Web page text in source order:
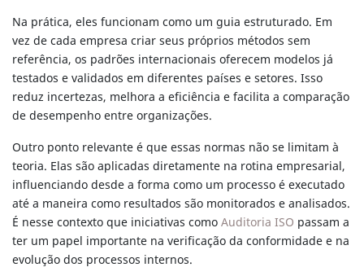
Na prática, eles funcionam como um guia estruturado. Em
vez de cada empresa criar seus próprios métodos sem
referência, os padrões internacionais oferecem modelos já
testados e validados em diferentes países e setores. Isso
reduz incertezas, melhora a eficiência e facilita a comparação
de desempenho entre organizações.
Outro ponto relevante é que essas normas não se limitam à
teoria. Elas são aplicadas diretamente na rotina empresarial,
influenciando desde a forma como um processo é executado
até a maneira como resultados são monitorados e analisados.
É nesse contexto que iniciativas comoAuditoria ISO passam a
ter um papel importante na verificação da conformidade e na
evolução dos processos internos.